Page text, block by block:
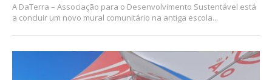
A DaTerra – Associação para o Desenvolvimento Sustentável está
a concluir um novo mural comunitário na antiga escola...